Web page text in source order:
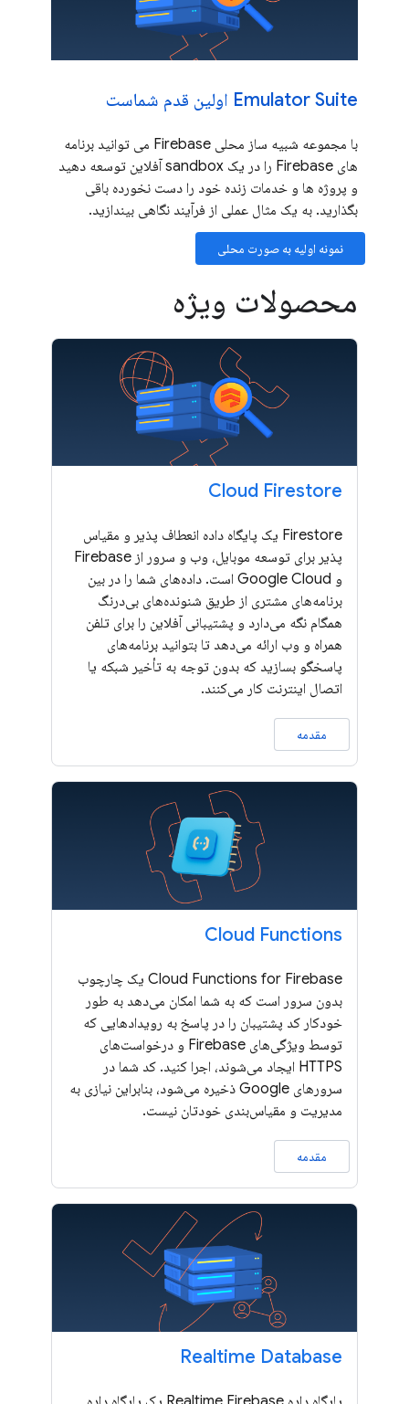
Emulator Suite اولین قدم شماست
با مجموعه شبیه ساز محلی Firebase می توانید برنامه
های Firebase را در یک sandbox آفلاین توسعه دهید
و پروژه ها و خدمات زنده خود را دست نخورده باقی
بگذارید. به یک مثال عملی از فرآیند نگاهی بیندازید.
نمونه اولیه به صورت محلی
محصولات ویژه
Cloud Firestore
Firestore یک پایگاه داده انعطاف پذیر و مقیاس
پذیر برای توسعه موبایل، وب و سرور از Firebase
و Google Cloud است. داده‌های شما را در بین
برنامه‌های مشتری از طریق شنونده‌های بی‌درنگ
همگام نگه می‌دارد و پشتیبانی آفلاین را برای تلفن
همراه و وب ارائه می‌دهد تا بتوانید برنامه‌های
پاسخگو بسازید که بدون توجه به تأخیر شبکه یا
اتصال اینترنت کار می‌کنند.
مقدمه
Cloud Functions
Cloud Functions for Firebase یک چارچوب
بدون سرور است که به شما امکان می‌دهد به طور
خودکار کد پشتیبان را در پاسخ به رویدادهایی که
توسط ویژگی‌های Firebase و درخواست‌های
HTTPS ایجاد می‌شوند، اجرا کنید. کد شما در
سرورهای Google ذخیره می‌شود، بنابراین نیازی به
مدیریت و مقیاس‌بندی خودتان نیست.
مقدمه
Realtime Database